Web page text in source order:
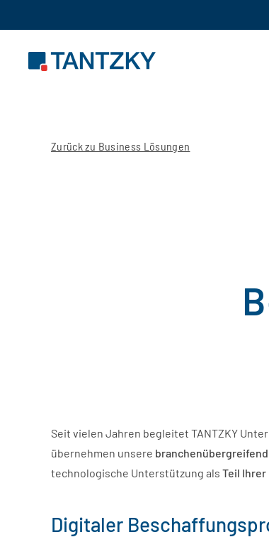
Zum Hauptinhalt springen
Zurück zu Business Lösungen
Seit vielen Jahren begleitet TANTZKY
übernehmen unsere
technologische Unterstützung als Teil
Digitaler